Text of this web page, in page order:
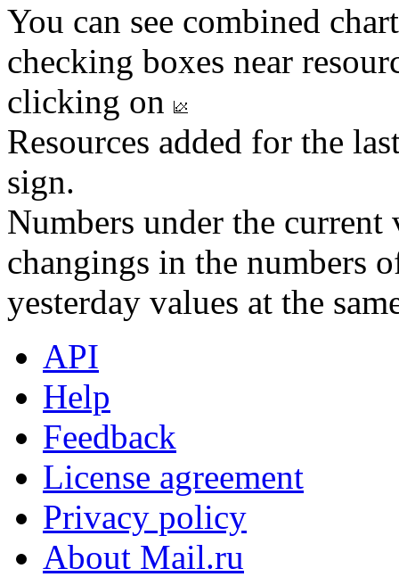
You can see combined
checking boxes near
clicking on
Resources added for the
sign.
Numbers under the
changings in the numbers
yesterday values at the
API
Help
Feedback
License agreement
Privacy policy
About Mail.ru